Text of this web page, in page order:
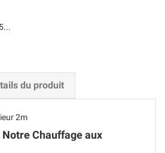
du produit
2m
Chauffage aux